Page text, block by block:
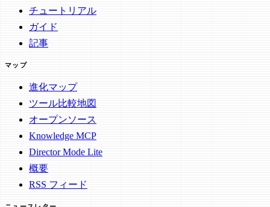
チュートリアル
ガイド
記事
マップ
進化マップ
ツール比較地図
オープンソース
Knowledge MCP
Director Mode Lite
概要
RSS フィード